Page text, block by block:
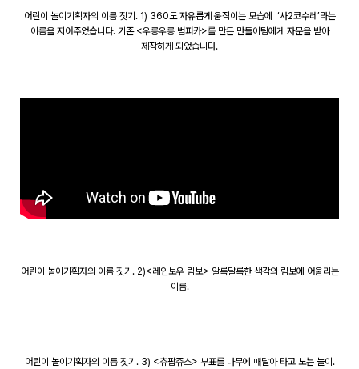
어린이 놀이기획자의 이름 짓기. 1) 360도 자유롭게 움직이는 모습에 ‘사2코수레’라는
이름을 지어주었습니다. 기존 <우릉우릉 범퍼카>를 만든 만들이팀에게 자문을 받아
제작하게 되었습니다.
어린이 놀이기획자의 이름 짓기. 2)<레인보우 림보> 알록달록한 색감의 림보에 어울리는
이름.
어린이 놀이기획자의 이름 짓기. 3) <츄팝쥬스> 부표를 나무에 매달아 타고 노는 놀이.